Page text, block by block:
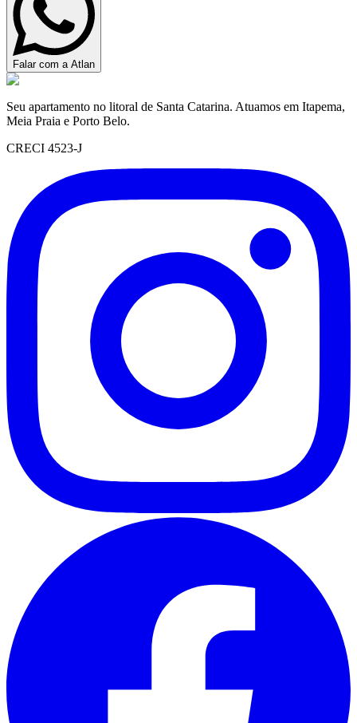
Falar com a Atlan
Seu apartamento no litoral de Santa Catarina. Atuamos em Itapema,
Meia Praia e Porto Belo.
CRECI 4523-J